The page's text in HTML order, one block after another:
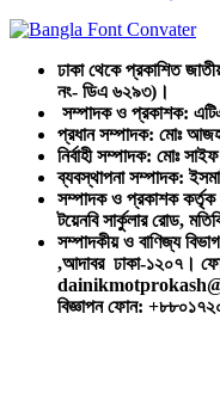
ঢাকা থেকে প্রকাশিত
নং- ডিএ ৬২৯৩)।
সম্পাদক ও প্রকাশক:
প্রধান সম্পাদক: মোঃ
নির্বাহী সম্পাদক: মোঃ
ব্যবস্থাপনা সম্পাদক:
সম্পাদক ও প্রকাশক কর্তৃক
টয়েনবি সার্কুলার রোড,
সম্পাদকীয় ও বাণিজ্য
,আদাবর ঢাকা-১২০৭।
বিজ্ঞাপন ফোন: